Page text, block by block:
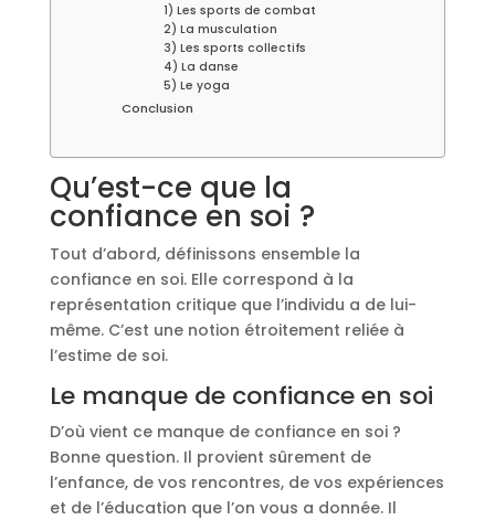
1) Les sports de combat
2) La musculation
3) Les sports collectifs
4) La danse
5) Le yoga
Conclusion
Qu’est-ce que la
confiance en soi ?
Tout d’abord, définissons ensemble la
confiance en soi. Elle correspond à la
représentation critique que l’individu a de lui-
même. C’est une notion étroitement reliée à
l’estime de soi.
Le manque de confiance en soi
D’où vient ce manque de confiance en soi ?
Bonne question. Il provient sûrement de
l’enfance, de vos rencontres, de vos expériences
et de l’éducation que l’on vous a donnée. Il